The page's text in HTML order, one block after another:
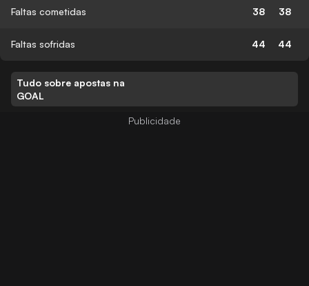
Faltas cometidas 38 38
Faltas sofridas 44 44
Tudo sobre apostas na
GOAL